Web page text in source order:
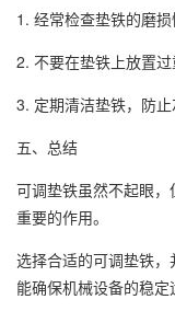
1. 经常检查垫铁的磨
2. 不要在垫铁上放置过
3. 定期清洁垫铁，防止
五、总结
可调垫铁虽然不起眼
重要的作用。
选择合适的可调垫铁
能确保机械设备的稳定